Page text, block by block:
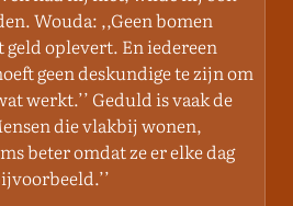
Wouda: ,,Geen bomen
oplevert. En iedereen
geen deskundige te zijn om
werkt.’’ Geduld is vaak de
die vlakbij wonen,
beter omdat ze er elke dag